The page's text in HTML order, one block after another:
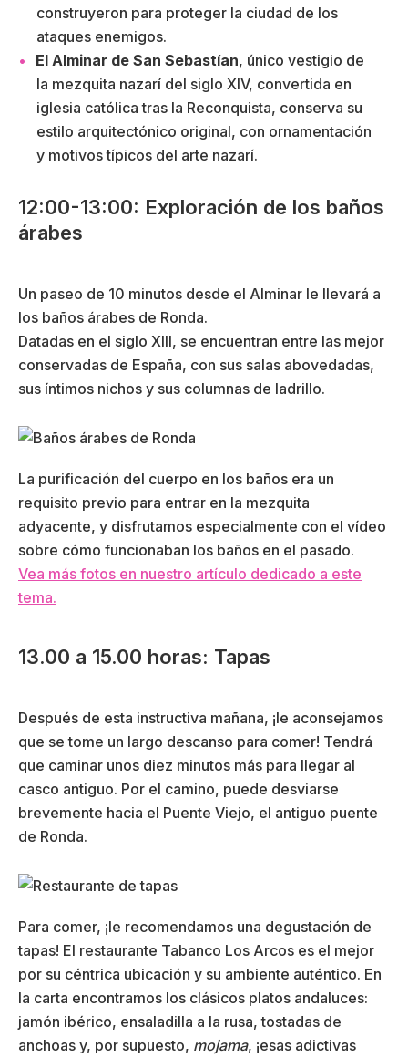
construyeron para proteger la ciudad de los
ataques enemigos.
El Alminar de San Sebastían, único vestigio de
la mezquita nazarí del siglo XIV, convertida en
iglesia católica tras la Reconquista, conserva su
estilo arquitectónico original, con ornamentación
y motivos típicos del arte nazarí.
12:00-13:00: Exploración de los baños
árabes
Un paseo de 10 minutos desde el Alminar le llevará a
los baños árabes de Ronda.
Datadas en el siglo XIII, se encuentran entre las mejor
conservadas de España, con sus salas abovedadas,
sus íntimos nichos y sus columnas de ladrillo.
La purificación del cuerpo en los baños era un
requisito previo para entrar en la mezquita
adyacente, y disfrutamos especialmente con el vídeo
sobre cómo funcionaban los baños en el pasado.
Vea más fotos en nuestro artículo dedicado a este
tema.
13.00 a 15.00 horas: Tapas
Después de esta instructiva mañana, ¡le aconsejamos
que se tome un largo descanso para comer! Tendrá
que caminar unos diez minutos más para llegar al
casco antiguo. Por el camino, puede desviarse
brevemente hacia el Puente Viejo, el antiguo puente
de Ronda.
Para comer, ¡le recomendamos una degustación de
tapas! El restaurante Tabanco Los Arcos es el mejor
por su céntrica ubicación y su ambiente auténtico. En
la carta encontramos los clásicos platos andaluces:
jamón ibérico, ensaladilla a la rusa, tostadas de
anchoas y, por supuesto, mojama, ¡esas adictivas